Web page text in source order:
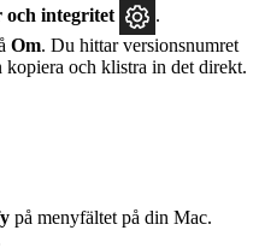
och integritet
.
Om. Du hittar versionsnumret
kopiera och klistra in det direkt.
på menyfältet på din Mac.